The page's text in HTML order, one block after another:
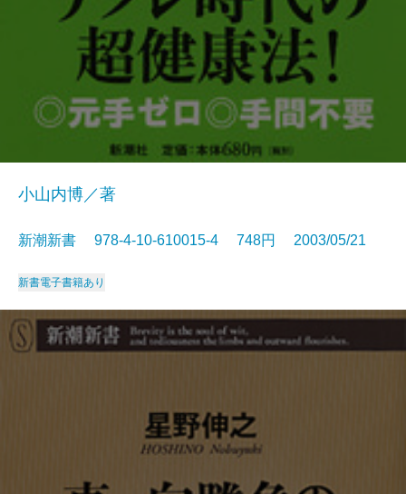
小山内博／著
新潮新書 978-4-10-610015-4 748円 2003/05/21
新書電子書籍あり